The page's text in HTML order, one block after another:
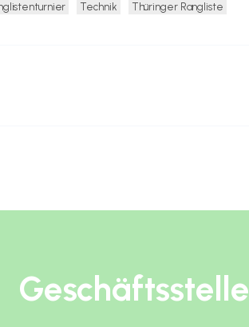
Technik Thüringer Rangliste
Geschäftsstelle